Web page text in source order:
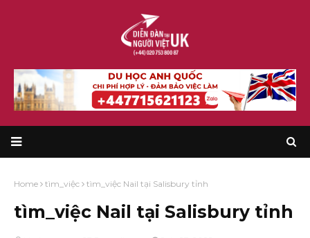
Home tìm_việc tìm_việc Nail tại Salisbury tỉnh
tìm_việc Nail tại Salisbury tỉnh